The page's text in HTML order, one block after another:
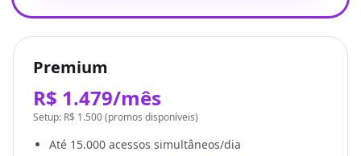
Premium
R$ 1.479/mês
Setup: R$ 1.500 (promos disponíveis)
Até 15.000 acessos simultâneos/dia